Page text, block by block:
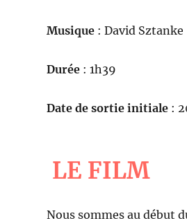
Musique : David Sztanke
Durée: 1h39
Date de sortie initiale:
LE FILM
Nous sommes au début